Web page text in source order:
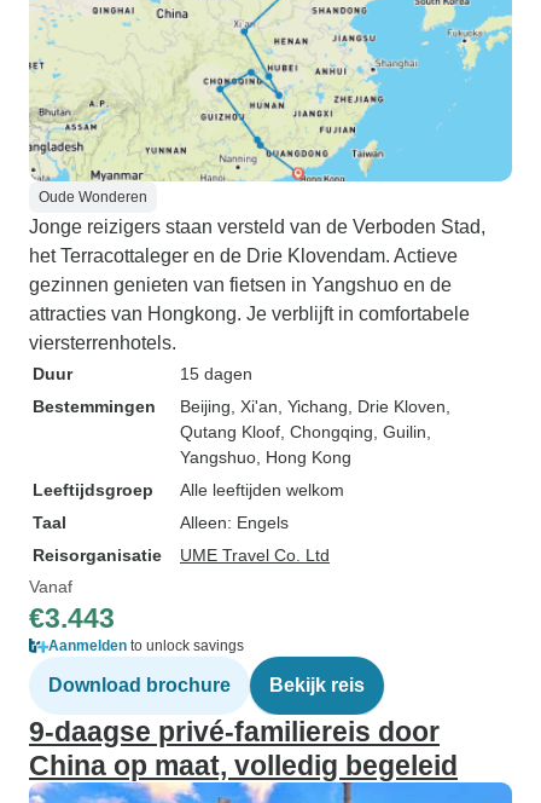
Oude Wonderen
Jonge reizigers staan versteld van de Verboden Stad,
het Terracottaleger en de Drie Klovendam. Actieve
gezinnen genieten van fietsen in Yangshuo en de
attracties van Hongkong. Je verblijft in comfortabele
viersterrenhotels.
Duur
15 dagen
Bestemmingen
Beijing , Xi'an , Yichang , Drie Kloven
Qutang Kloof , Chongqing , Guilin
Yangshuo , Hong Kong
Leeftijdsgroep
Alle leeftijden welkom
Taal
Alleen: Engels
Reisorganisatie
UME Travel Co. Ltd
Vanaf
€3.443
Aanmelden to unlock savings
Download brochure Bekijk reis
9-daagse privé-familiereis door
China op maat, volledig begeleid